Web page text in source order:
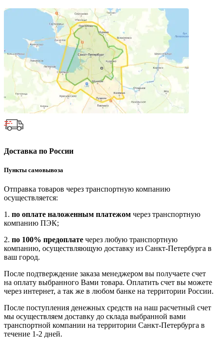
Доставка по России
Пункты самовывоза
Отправка товаров через транспортную компанию
осуществляется:
1. по оплате наложенным платежом через транспортную
компанию ПЭК;
2. по 100% предоплате через любую транспортную
компанию, осуществляющую доставку из Санкт-Петербурга в
ваш город.
После подтверждение заказа менеджером вы получаете счет
на оплату выбранного Вами товара. Оплатить счет вы можете
через интернет, а так же в любом банке на территории России.
После поступления денежных средств на наш расчетный счет
мы осуществляем доставку до склада выбранной вами
транспортной компании на территории Санкт-Петербурга в
течение 1-2 дней.